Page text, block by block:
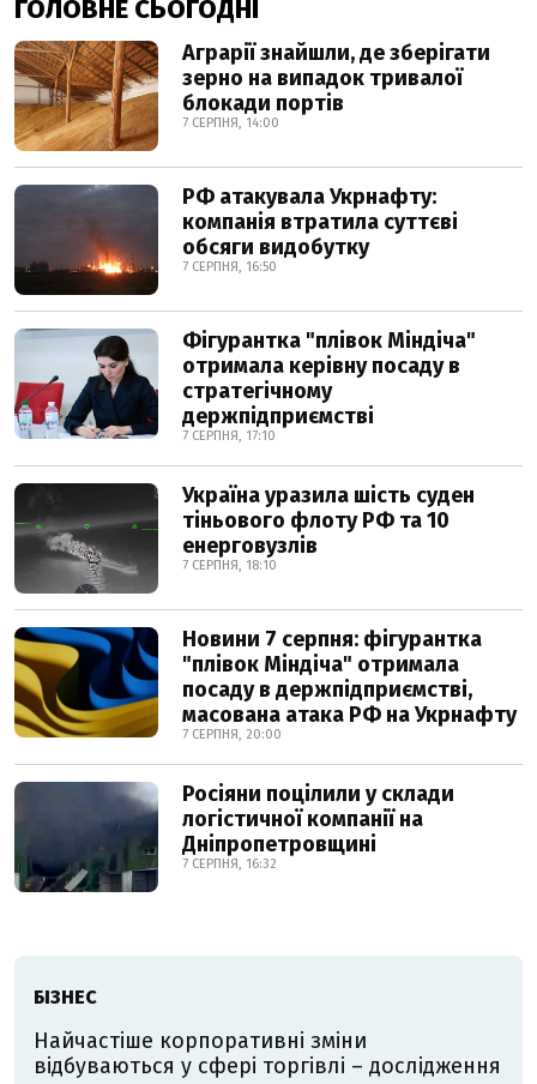
ГОЛОВНЕ СЬОГОДНІ
Аграрії знайшли, де зберігати
зерно на випадок тривалої
блокади портів
7 СЕРПНЯ, 14:00
РФ атакувала Укрнафту:
компанія втратила суттєві
обсяги видобутку
7 СЕРПНЯ, 16:50
Фігурантка "плівок Міндіча"
отримала керівну посаду в
стратегічному
держпідприємстві
7 СЕРПНЯ, 17:10
Україна уразила шість суден
тіньового флоту РФ та 10
енерговузлів
7 СЕРПНЯ, 18:10
Новини 7 серпня: фігурантка
"плівок Міндіча" отримала
посаду в держпідприємстві,
масована атака РФ на Укрнафту
7 СЕРПНЯ, 20:00
Росіяни поцілили у склади
логістичної компанії на
Дніпропетровщині
7 СЕРПНЯ, 16:32
БІЗНЕС
Найчастіше корпоративні зміни
відбуваються у сфері торгівлі – дослідження